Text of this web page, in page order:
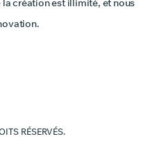
création est illimité, et nous
RÉSERVÉS.